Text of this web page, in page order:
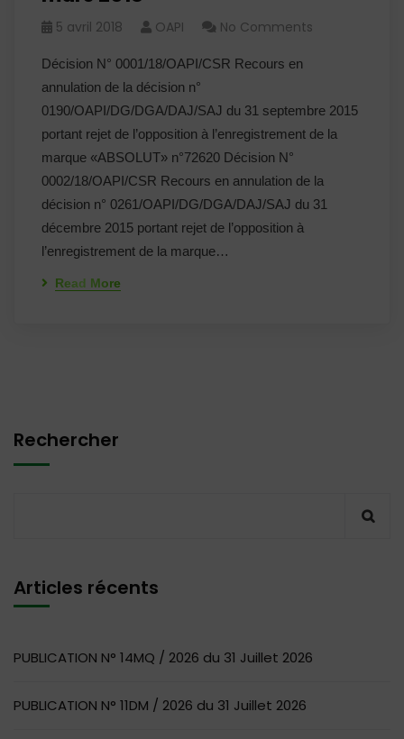
5 avril 2018 OAPI No Comments
Décision N° 0001/18/OAPI/CSR Recours en
annulation de la décision n°
0190/OAPI/DG/DGA/DAJ/SAJ du 31 septembre 2015
portant rejet de l’opposition à l’enregistrement de la
marque «ABSOLUT» n°72620 Décision N°
0002/18/OAPI/CSR Recours en annulation de la
décision n° 0261/OAPI/DG/DGA/DAJ/SAJ du 31
décembre 2015 portant rejet de l’opposition à
l’enregistrement de la marque…
Read More
Rechercher
Articles récents
PUBLICATION N° 14MQ / 2026 du 31 Juillet 2026
PUBLICATION N° 11DM / 2026 du 31 Juillet 2026